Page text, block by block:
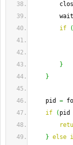
if
(
}
}
pid =
if
( pid
} else